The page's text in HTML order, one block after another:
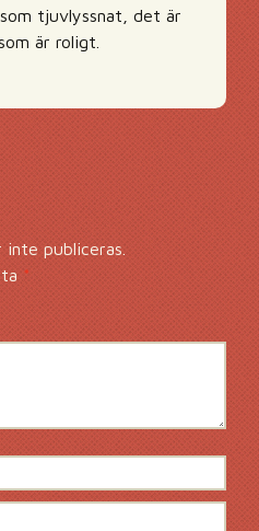
tjuvlyssnat, det är
är roligt.
inte publiceras.
*